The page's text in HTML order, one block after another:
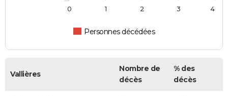
Personnes décédées
0 1 2 3 4
Vallières
Nombre de
décès
% des
décès